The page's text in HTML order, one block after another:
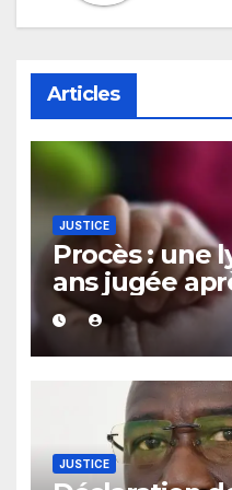
Articles
JUSTICE
Procès : une
ans jugée
découverte
sous un lit
JUSTICE